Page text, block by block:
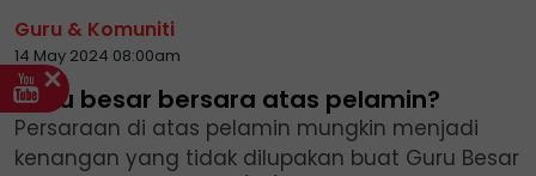
Guru & Komuniti
14 May 2024 08:00am
Guru besar bersara atas pelamin?
Persaraan di atas pelamin mungkin menjadi
kenangan yang tidak dilupakan buat Guru Besar